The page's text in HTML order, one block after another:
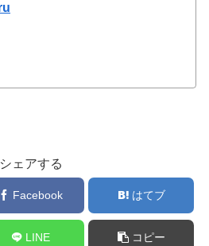
シェアする
Facebook はてブ
LINE コピー